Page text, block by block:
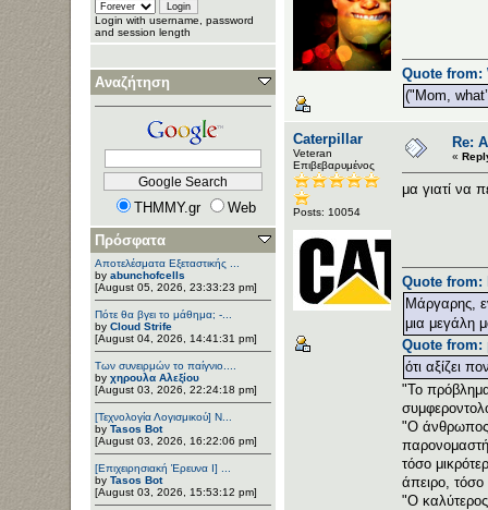
Login with username, password
and session length
Αναζήτηση
THMMY.gr
Web
Πρόσφατα
Αποτελέσματα Εξεταστικής ...
by abunchofcells
[August 05, 2026, 23:33:23 pm]
Πότε θα βγει το μάθημα; -...
by Cloud Strife
[August 04, 2026, 14:41:31 pm]
Των συνειρμών το παίγνιο....
by χηρουλα Αλεξίου
[August 03, 2026, 22:24:18 pm]
[Τεχνολογία Λογισμικού] Ν...
by Tasos Bot
[August 03, 2026, 16:22:06 pm]
[Επιχειρησιακή Έρευνα Ι] ...
by Tasos Bot
[August 03, 2026, 15:53:12 pm]
Quote from:
("Mom,
Caterpillar
Veteran
Επιβεβαρυμένος
Posts: 10054
Re:
«
μα γιατί να
Quote from:
Μάργαρης,
μια μεγάλη
Quote from:
ότι αξίζει
"Το πρόβλημα
"Ο άνθρωπος
τόσο
άπειρο, τόσο
"Ο καλύτερος